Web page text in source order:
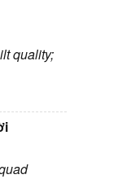
quality;